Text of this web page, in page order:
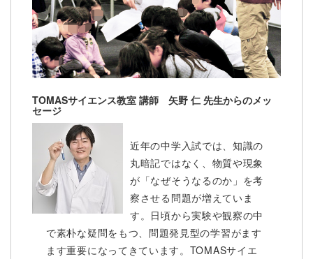
TOMASサイエンス教室 講師 矢野 仁 先生からのメッ
セージ
近年の中学入試では、知識の
丸暗記ではなく、物質や現象
が「なぜそうなるのか」を考
察させる問題が増えていま
す。日頃から実験や観察の中
で素朴な疑問をもつ、問題発見型の学習がます
ます重要になってきています。TOMASサイエ